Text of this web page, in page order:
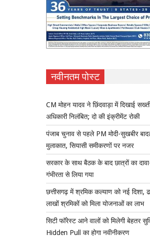
नवीनतम पोस्ट
CM मोहन यादव ने छिंदवाड़ा में दिखाई
अधिकारी निलंबित; दो की इंक्रीमेंट रोकी
पंजाब चुनाव से पहले PM मोदी-सुखबीर
मुलाकात, सियासी समीकरणों पर नजर
सरकार के साथ बैठक के बाद छात्रों का
गंभीरता से लिया गया
छत्तीसगढ़ में श्रमिक कल्याण को नई दिशा,
लाखों श्रमिकों को मिला योजनाओं का लाभ
सिटी फॉरेस्ट आने वालों को मिलेगी बेहतर
Hidden Pull का होगा नवीनीकरण